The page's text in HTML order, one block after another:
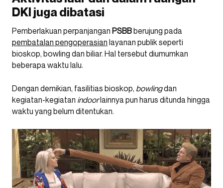
DKI juga dibatasi
Pemberlakuan perpanjangan PSBBberujung pada
pembatalan pengoperasian layanan publik seperti
bioskop, bowling dan biliar. Hal tersebut diumumkan
beberapa waktu lalu.
Dengan demikian, fasilitias bioskop, bowlingdan
kegiatan-kegiatan indoorlainnya pun harus ditunda hingga
waktu yang belum ditentukan.